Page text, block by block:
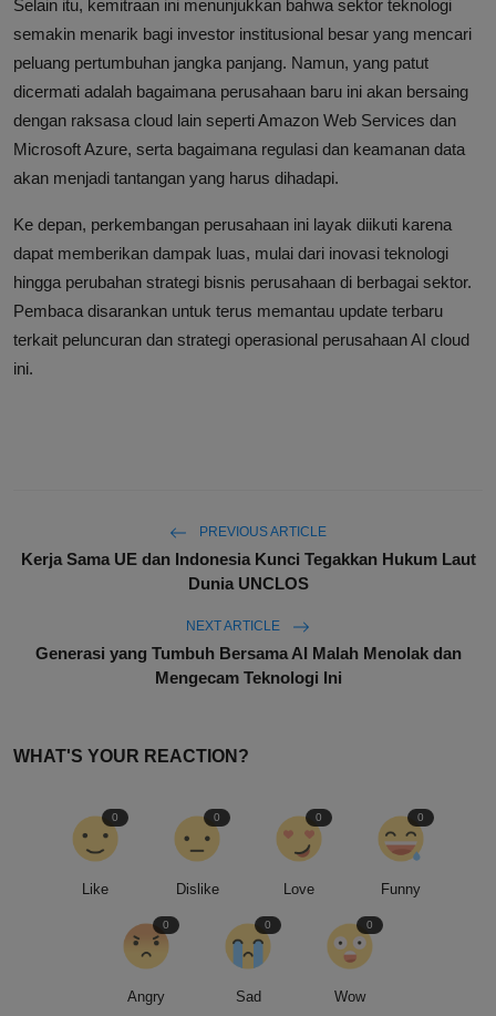
Selain itu, kemitraan ini menunjukkan bahwa sektor teknologi
semakin menarik bagi investor institusional besar yang mencari
peluang pertumbuhan jangka panjang. Namun, yang patut
dicermati adalah bagaimana perusahaan baru ini akan bersaing
dengan raksasa cloud lain seperti Amazon Web Services dan
Microsoft Azure, serta bagaimana regulasi dan keamanan data
akan menjadi tantangan yang harus dihadapi.
Ke depan, perkembangan perusahaan ini layak diikuti karena
dapat memberikan dampak luas, mulai dari inovasi teknologi
hingga perubahan strategi bisnis perusahaan di berbagai sektor.
Pembaca disarankan untuk terus memantau update terbaru
terkait peluncuran dan strategi operasional perusahaan AI cloud
ini.
PREVIOUS ARTICLE
Kerja Sama UE dan Indonesia Kunci Tegakkan Hukum Laut
Dunia UNCLOS
NEXT ARTICLE
Generasi yang Tumbuh Bersama AI Malah Menolak dan
Mengecam Teknologi Ini
WHAT'S YOUR REACTION?
Like
0
Dislike
0
Love
0
Funny
0
Angry
0
Sad
0
Wow
0